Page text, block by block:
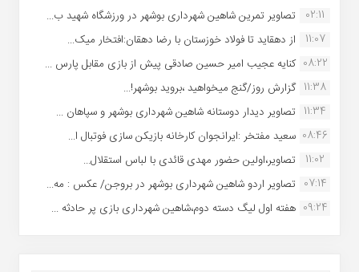
02:11
تصاویر تمرین شاهین شهردارى بوشهر در ورزشگاه شهید ب...
11:07
از دهقاید تا فولاد خوزستان با رضا دهقان:افتخار میک...
08:22 کنایه عجیب امیر حسین صادقی پیش از بازی مقابل پارس ...
11:38 گزارش روز/گنج میخواهید ،بروید بوشهر!...
11:34 تصاویر دیدار دوستانه شاهین شهردارى بوشهر و سپاهان ...
08:46 سعید مفتخر :ایرانجوان کارخانه بازیکن سازی فوتبال ا...
11:02
تصاویر،اولین حضور مهدی قائدی با لباس استقلال...
07:14 تصاویر اردو شاهین شهرداری بوشهر در بروجن/ عکس : مه...
09:24 هفته اول لیگ دسته دوم،شاهین شهرداری بازی پر حادثه ...